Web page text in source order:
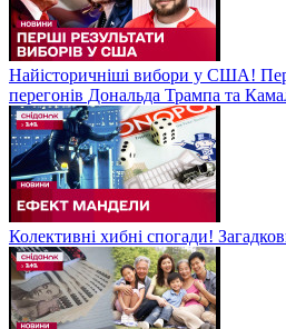
Найісторичніші вибори у США!
перегонів Дональда Трампа та
Колективні хибні спогади!